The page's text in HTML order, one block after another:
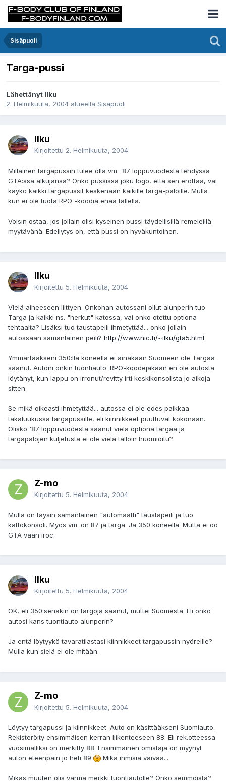
Sisäpuoli
Targa-pussi
Lähettänyt Ilku
2. Helmikuuta, 2004 alueella Sisäpuoli
Ilku
Kirjoitettu 2. Helmikuuta, 2004
Millainen targapussin tulee olla vm -87 loppuvuodesta tehdyssä
GTA:ssa alkujansa? Onko pussissa joku logo, että sen erottaa, vai
käykö kaikki targapussit keskenään kaikille targa-paloille. Mulla
kun ei ole tuota RPO -koodia enää tallella.
Voisin ostaa, jos jollain olisi kyseinen pussi täydellisillä remeleillä
myytävänä. Edellytys on, että pussi on hyväkuntoinen.
Ilku
Kirjoitettu 5. Helmikuuta, 2004
Vielä aiheeseen liittyen. Onkohan autossani ollut alunperin tuo
Targa ja kaikki ns. "herkut" katossa, vai onko otettu optiona
tehtaalta? Lisäksi tuo taustapeili ihmetyttää... onko jollain
autossaan samanlainen peili? http://www.nic.fi/~ilku/gta5.html
Ymmärtääkseni 350:llä koneella ei ainakaan Suomeen ole Targaa
saanut. Autoni onkin tuontiauto. RPO-koodejakaan en ole autosta
löytänyt, kun lappu on irronut/revitty irti keskikonsolista jo aikoja
sitten.
Se mikä oikeasti ihmetyttää... autossa ei ole edes paikkaa
takaluukussa targapussille, eli kiinnikkeet puuttuvat kokonaan.
Olisko '87 loppuvuodesta saanut vielä optiona targaa ja
targapalojen kuljetusta ei ole vielä tällöin huomioitu?
Z-mo
Kirjoitettu 5. Helmikuuta, 2004
Mulla on täysin samanlainen "automaatti" taustapeili ja tuo
kattokonsoli. Myös vm. on 87 ja targa. Ja 350 koneella. Mutta ei oo
GTA vaan Iroc.
Ilku
Kirjoitettu 5. Helmikuuta, 2004
OK, eli 350:senäkin on targoja saanut, muttei Suomesta. Eli onko
autosi kans tuontiauto alunperin?
Ja entä löytyykö tavaratilastasi kiinnikkeet targapussin nyöreille?
Mulla kun sielä ei ole mitään.
Z-mo
Kirjoitettu 5. Helmikuuta, 2004
Löytyy targapussi ja kiinnikkeet. Auto on käsittääkseni Suomiauto.
Rekisteröity ensimmäisen kerran liikenteeseen 88. Eli rek.otteessa
vuosimalliksi on merkitty 88. Ensimmäinen omistaja on myynyt
auton eteenpäin jo heti 89
Mikä ihmisiä vaivaa...
Mikäs muuten olis varma merkki tuontiautolle? Onko semmoista?